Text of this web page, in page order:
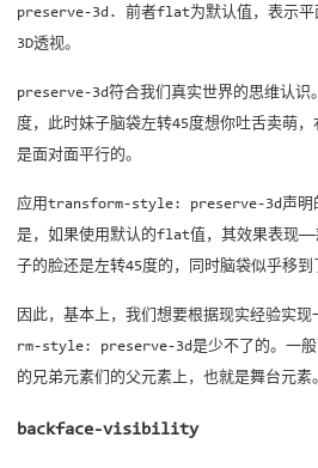
preserve-3d. 前者flat为默认值，表示平
3D透视。
preserve-3d符合我们真实世界的思维认识
度，此时妹子脑袋左转45度想你吐舌卖萌
是面对面平行的。
应用transform-style: preserve-3d声明
是，如果使用默认的flat值，其效果表现——
子的脸还是左转45度的，同时脑袋似乎移到
因此，基本上，我们想要根据现实经验实
rm-style: preserve-3d是少不了的。一般
的兄弟元素们的父元素上，也就是舞台元素。
backface-visibility